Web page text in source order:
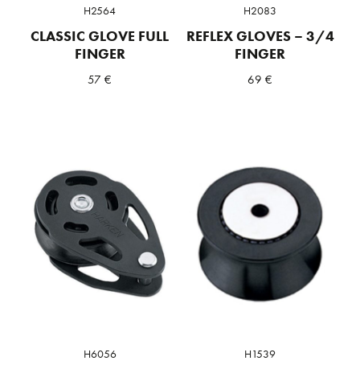
H2564
CLASSIC GLOVE FULL
FINGER
57€
H2083
REFLEX GLOVES – 3/4
FINGER
69€
H6056 H1539